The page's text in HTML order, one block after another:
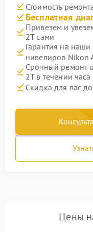
Стоимость
Бесплатная
Привезем и
2T сами
Гарантия на
нивелиров Nikon
Срочный ремонт
2T в течении часа
Скидка для вас до
Цены